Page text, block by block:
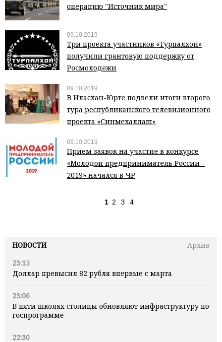
НОВОСТИ
Архив
23:15
Доллар превысил 82 рубля впервые с марта
23:06
В пяти школах столицы обновляют инфраструктуру по
госпрограмме
22:30
операцию "Источник мира"
09.10.2019
Три проекта участников «Турпалхой»
получили грантовую поддержку от
Росмолодежи
09.10.2019
В Иласхан-Юрте подвели итоги второго
тура республиканского телевизионного
проекта «Синмехаллаш»
09.10.2019
Прием заявок на участие в конкурсе
«Молодой предприниматель России –
2019» начался в ЧР
1 2 3 4